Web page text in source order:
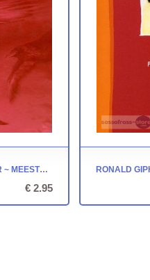
OTFRIED PREUSSLER ~ MEESTER VAN DE ZWARTE MOLEN
€ 2.95